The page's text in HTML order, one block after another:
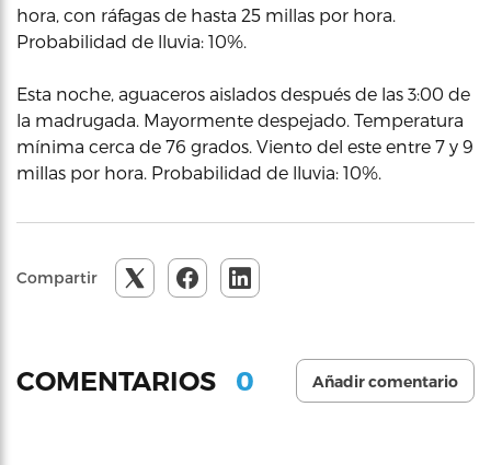
hora, con ráfagas de hasta 25 millas por hora.
Probabilidad de lluvia: 10%.
Esta noche, aguaceros aislados después de las 3:00 de
la madrugada. Mayormente despejado. Temperatura
mínima cerca de 76 grados. Viento del este entre 7 y 9
millas por hora. Probabilidad de lluvia: 10%.
Compartir
COMENTARIOS 0 Añadir comentario